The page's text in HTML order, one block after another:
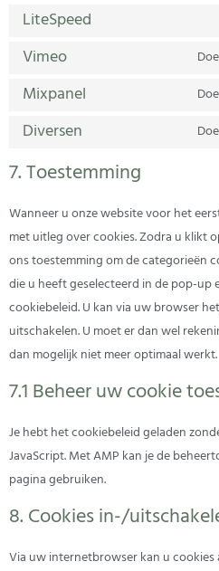
LiteSpeed
Vimeo
Mixpanel
Diversen
7. Toestemming
Wanneer u onze website voor het
met uitleg over cookies. Zodra u klikt
ons toestemming om de categorieën
die u heeft geselecteerd in de pop-up
cookiebeleid. U kan via uw browser
uitschakelen. U moet er dan wel
dan mogelijk niet meer optimaal werkt.
7.1 Beheer uw cookie
Je hebt het cookiebeleid geladen
JavaScript. Met AMP kan je de
pagina gebruiken.
8. Cookies in-/
Via uw internetbrowser kan u